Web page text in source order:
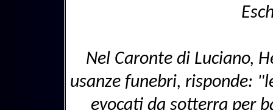
Nel Caronte di Luciano,
usanze funebri, risponde:
evocati da sotterra per